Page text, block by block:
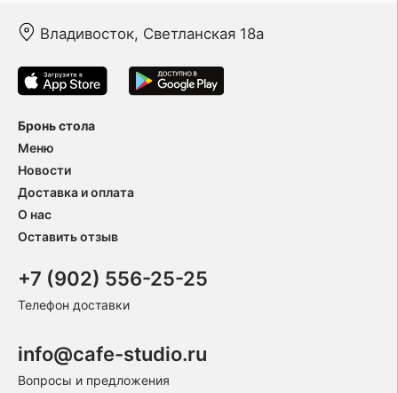
Владивосток, Светланская 18а
Бронь стола
Меню
Новости
Доставка и оплата
О нас
Оставить отзыв
+7 (902) 556-25-25
Телефон доставки
info@cafe-studio.ru
Вопросы и предложения